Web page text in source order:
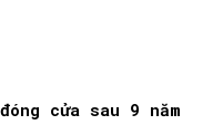
cửa sau 9 năm